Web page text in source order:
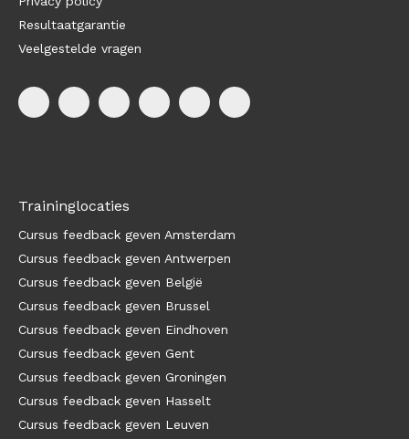
Resultaatgarantie
Veelgestelde vragen
Traininglocaties
Cursus feedback geven Amsterdam
Cursus feedback geven Antwerpen
Cursus feedback geven België
Cursus feedback geven Brussel
Cursus feedback geven Eindhoven
Cursus feedback geven Gent
Cursus feedback geven Groningen
Cursus feedback geven Hasselt
Cursus feedback geven Leuven